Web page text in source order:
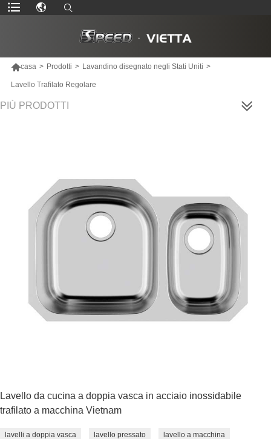
casa > Prodotti > Lavandino disegnato negli Stati Uniti >
Lavello Trafilato Regolare
PIÙ PRODOTTI
Lavello da cucina a doppia vasca in acciaio inossidabile
trafilato a macchina Vietnam
lavelli a doppia vasca lavello pressato lavello a macchina